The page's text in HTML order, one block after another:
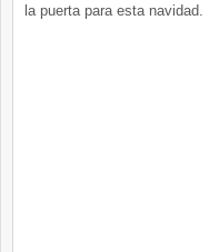
la puerta para esta navidad.